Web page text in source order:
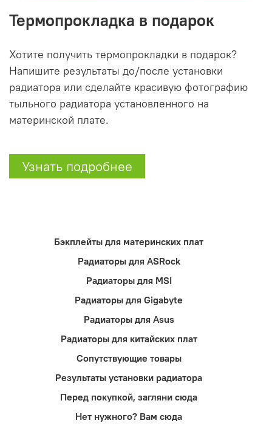
Термопрокладка в подарок
Хотите получить термопрокладки в подарок?
Напишите результаты до/после установки
радиатора или сделайте красивую фотографию
тыльного радиатора установленного на
материнской плате.
Узнать подробнее
Бэкплейты для материнских плат
Радиаторы для ASRock
Радиаторы для MSI
Радиаторы для Gigabyte
Радиаторы для Asus
Радиаторы для китайских плат
Сопутствующие товары
Результаты установки радиатора
Перед покупкой, загляни сюда
Нет нужного? Вам сюда